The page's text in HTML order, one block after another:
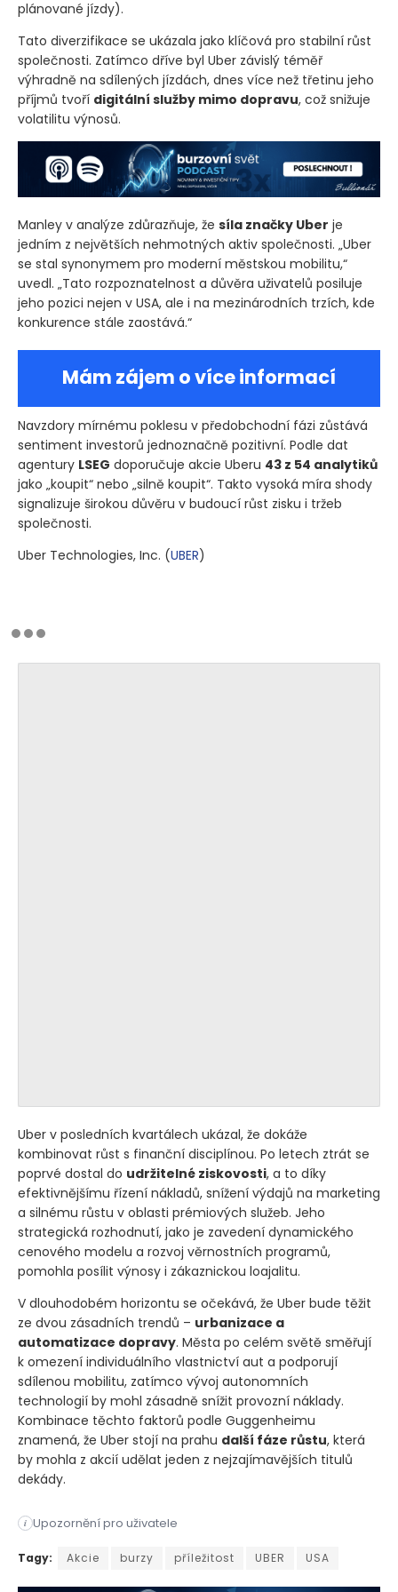
plánované jízdy).
Tato diverzifikace se ukázala jako klíčová pro stabilní růst
společnosti. Zatímco dříve byl Uber závislý téměř
výhradně na sdílených jízdách, dnes více než třetinu jeho
příjmů tvoří digitální služby mimo dopravu, což snižuje
volatilitu výnosů.
Manley v analýze zdůrazňuje, že síla značky Uber je
jedním z největších nehmotných aktiv společnosti. „Uber
se stal synonymem pro moderní městskou mobilitu,“
uvedl. „Tato rozpoznatelnost a důvěra uživatelů posiluje
jeho pozici nejen v USA, ale i na mezinárodních trzích, kde
konkurence stále zaostává.“
Mám zájem o více informací
Navzdory mírnému poklesu v předobchodní fázi zůstává
sentiment investorů jednoznačně pozitivní. Podle dat
agentury LSEG doporučuje akcie Uberu 43 z 54 analytiků
jako „koupit“ nebo „silně koupit“. Takto vysoká míra shody
signalizuje širokou důvěru v budoucí růst zisku i tržeb
společnosti.
Uber Technologies, Inc. (UBER)
Uber v posledních kvartálech ukázal, že dokáže
kombinovat růst s finanční disciplínou. Po letech ztrát se
poprvé dostal do udržitelné ziskovosti, a to díky
efektivnějšímu řízení nákladů, snížení výdajů na marketing
a silnému růstu v oblasti prémiových služeb. Jeho
strategická rozhodnutí, jako je zavedení dynamického
cenového modelu a rozvoj věrnostních programů,
pomohla posílit výnosy i zákaznickou loajalitu.
V dlouhodobém horizontu se očekává, že Uber bude těžit
ze dvou zásadních trendů – urbanizace a
automatizace dopravy. Města po celém světě směřují
k omezení individuálního vlastnictví aut a podporují
sdílenou mobilitu, zatímco vývoj autonomních
technologií by mohl zásadně snížit provozní náklady.
Kombinace těchto faktorů podle Guggenheimu
znamená, že Uber stojí na prahu další fáze růstu, která
by mohla z akcií udělat jeden z nejzajímavějších titulů
dekády.
i Upozornění pro uživatele
Akcie společnosti Uber Technologies letos zaznamenaly
Tagy: Akcie burzy příležitost UBER USA